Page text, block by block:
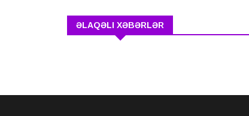
ƏLAQƏLI XƏBƏRLƏR